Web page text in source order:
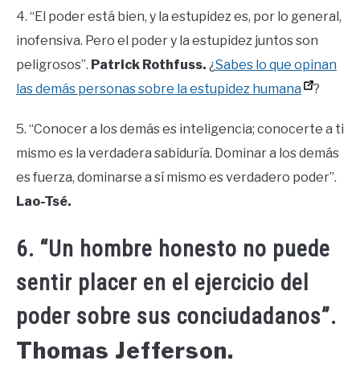
4. “El poder está bien, y la estupidez es, por lo general,
inofensiva. Pero el poder y la estupidez juntos son
peligrosos”. Patrick Rothfuss. ¿Sabes lo que opinan
las demás personas sobre la estupidez humana
?
5. “Conocer a los demás es inteligencia; conocerte a ti
mismo es la verdadera sabiduría. Dominar a los demás
es fuerza, dominarse a sí mismo es verdadero poder”.
Lao-Tsé.
6. “Un hombre honesto no puede
sentir placer en el ejercicio del
poder sobre sus conciudadanos”.
Thomas Jefferson.